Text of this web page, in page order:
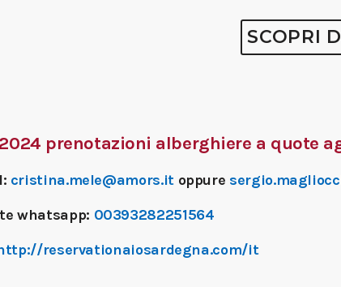
SCOPRI
prenotazioni alberghiere a quote
cristina.mele@amors.it oppure
whatsapp: 00393282251564
reservationaiosardegna.com/it